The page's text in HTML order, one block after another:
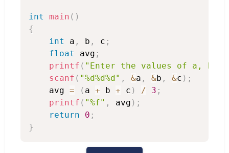
int main ( )
{
int
a , b , c ;
float
avg ;
printf ( "Enter the values of a, b
scanf ( "%d%d%d" , &a , &b , &c ) ;
    avg
= ( a + b + c ) / 3 ;
printf ( "%f" , avg ) ;
return
0 ;
}